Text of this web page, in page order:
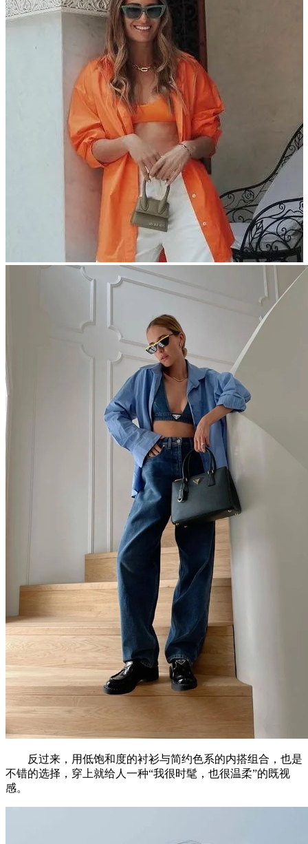
反过来，用低饱和度的衬衫与简约色系的内搭组合，也是
不错的选择，穿上就给人一种“我很时髦，也很温柔”的既视
感。